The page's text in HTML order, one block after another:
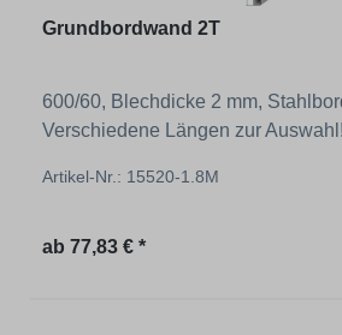
Grundbordwand 2T
600/60, Blechdicke 2 mm,
Verschiedene Längen zur Auswahl!
Artikel-Nr.: 15520-1.8M
Regulärer Preis:
ab 77,83 € *